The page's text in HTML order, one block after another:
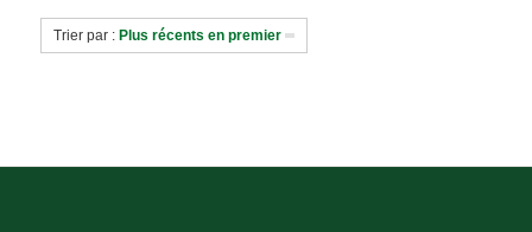
Trier par : Plus récents en premier